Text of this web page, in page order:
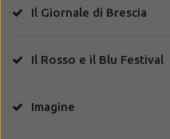
Il Giornale di Brescia
Il Rosso e il Blu Festival
Imagine